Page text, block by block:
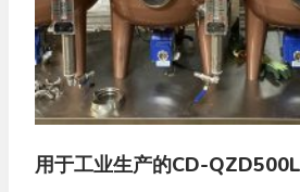
用于工业生产的CD-